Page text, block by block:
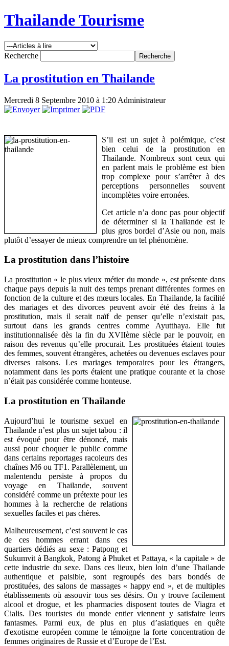
Thailande Tourisme
Recherche
La prostitution en Thailande
Mercredi 8 Septembre 2010 à 1:20 Administrateur
S’il est un sujet à polémique, c’est
bien celui de la prostitution en
Thailande. Nombreux sont ceux qui
en parlent mais le problème est bien
trop complexe pour s’arrêter à des
perceptions personnelles souvent
incomplètes voire erronées.
Cet article n’a donc pas pour objectif
de déterminer si la Thailande est le
plus gros bordel d’Asie ou non, mais
plutôt d’essayer de mieux comprendre un tel phénomène.
La prostitution dans l’histoire
La prostitution « le plus vieux métier du monde », est présente dans
chaque pays depuis la nuit des temps prenant différentes formes en
fonction de la culture et des mœurs locales. En Thailande, la facilité
des mariages et des divorces peuvent avoir été des freins à la
prostitution, mais il serait naïf de penser qu’elle n’existait pas,
surtout dans les grands centres comme Ayutthaya. Elle fut
institutionnalisée dès la fin du XVIIème siècle par le pouvoir, en
raison des revenus qu’elle procurait. Les prostituées étaient toutes
des femmes, souvent étrangères, achetées ou devenues esclaves pour
diverses raisons. Les mariages temporaires pour les étrangers,
notamment dans les ports étaient une pratique courante et la chose
n’était pas considérée comme honteuse.
La prostitution en Thaïlande
Aujourd’hui le tourisme sexuel en
Thailande n’est plus un sujet tabou : il
est évoqué pour être dénoncé, mais
aussi pour choquer le public comme
dans certains reportages racoleurs des
chaînes M6 ou TF1. Parallèlement, un
malentendu persiste à propos du
voyage en Thailande, souvent
considéré comme un prétexte pour les
hommes à la recherche de relations
sexuelles faciles et pas chères.
Malheureusement, c’est souvent le cas
de ces hommes errant dans ces
quartiers dédiés au sexe : Patpong et
Sukumvit à Bangkok, Patong à Phuket et Pattaya, « la capitale » de
cette industrie du sexe. Dans ces lieux, bien loin d’une Thailande
authentique et paisible, sont regroupés des bars bondés de
prostituées, des salons de massages « happy end », et de multiples
établissements où assouvir tous ses désirs. On y trouve facilement
alcool et drogue, et les pharmacies disposent toutes de Viagra et
Cialis. Des touristes du monde entier viennent y satisfaire leurs
fantasmes. Parmi eux, de plus en plus d’asiatiques en quête
d'exotisme européen comme le témoigne la forte concentration de
femmes originaires de Russie et d’Europe de l’Est.